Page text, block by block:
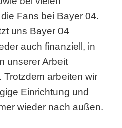
Fans bei Bayer 04.
uns Bayer 04
auch finanziell, in
unserer Arbeit
arbeiten wir
Einrichtung und
wieder nach außen.